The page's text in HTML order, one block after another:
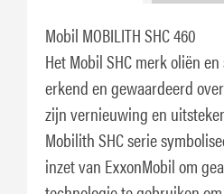
Mobil MOBILITH SHC 460
Het Mobil SHC merk oliën
erkend en gewaardeerd
zijn vernieuwing en
Mobilith SHC serie
inzet van ExxonMobil om